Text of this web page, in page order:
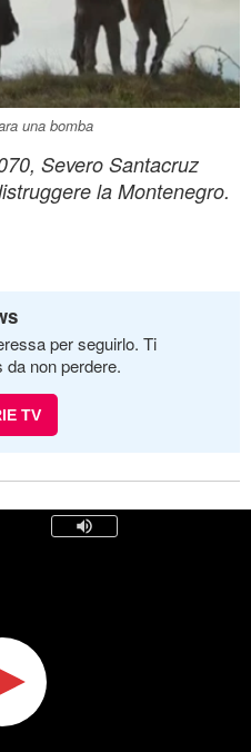
una bomba
Severo Santacruz
la Montenegro.
per seguirlo. Ti
non perdere.
TV